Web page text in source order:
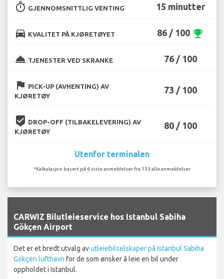
timer GJENNOMSNITTLIG VENTING 15 minutter
directions_car KVALITET PÅ KJØRETØYET 86 / 100 emoji_events
room_service TJENESTER VED SKRANKE 76 / 100
flag PICK-UP (AVHENTING) AV
KJØRETØY
73 / 100
beenhere DROP-OFF (TILBAKELEVERING) AV
KJØRETØY
80 / 100
Utenfor terminalen
*Kalkulasjon basert på 6 siste anmeldelser fra 153 alle anmeldelser.
CARWIZ Bilutleieservice hos Istanbul Sabiha
Gökçen Airport
Det er et bredt utvalg avutleiebilselskaper på Istanbul Sabiha
Gökçen lufthavn for de som ønsker å leie en bil under
oppholdet i Istanbul.